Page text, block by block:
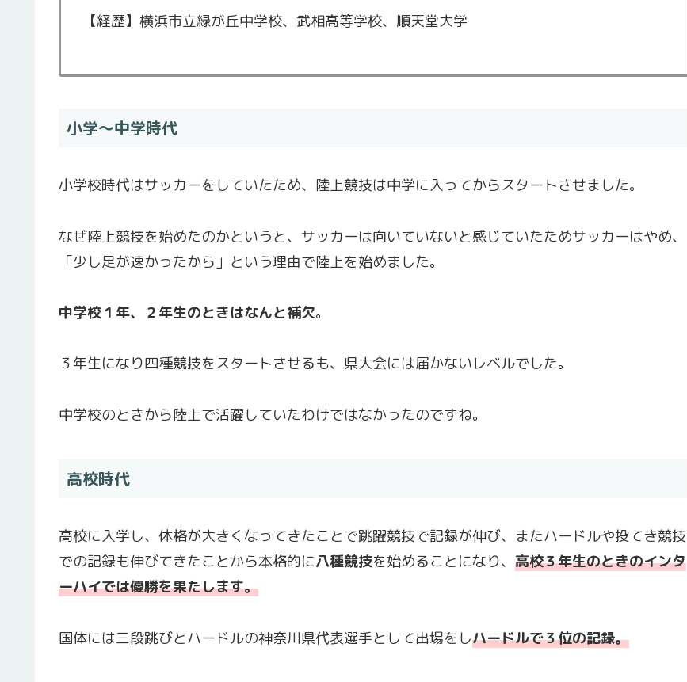
【経歴】横浜市立緑が丘中学校、武相高等学校、順天堂大学
小学〜中学時代
小学校時代はサッカーをしていたため、陸上競技は中学に入ってからスタートさせました。
なぜ陸上競技を始めたのかというと、サッカーは向いていないと感じていたためサッカーはやめ、
「少し足が速かったから」という理由で陸上を始めました。
中学校１年、２年生のときはなんと補欠。
３年生になり四種競技をスタートさせるも、県大会には届かないレベルでした。
中学校のときから陸上で活躍していたわけではなかったのですね。
高校時代
高校に入学し、体格が大きくなってきたことで跳躍競技で記録が伸び、またハードルや投てき競技
での記録も伸びてきたことから本格的に八種競技を始めることになり、 高校３年生のときのインタ
ーハイでは優勝を果たします。
国体には三段跳びとハードルの神奈川県代表選手として出場をしハードルで３位の記録。